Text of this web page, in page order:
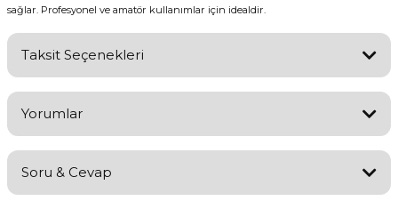
sağlar. Profesyonel ve amatör kullanımlar için idealdir.
Taksit Seçenekleri
Yorumlar
Soru & Cevap